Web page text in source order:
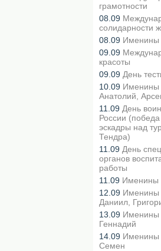
грамотности
08.09
солидарности
08.09 Именины
09.09
красоты
09.09 День
10.09 Именины
Анатолий,
11.09 День
России (победа
эскадры над
Тендра)
11.09 День
органов
работы
11.09 Именины
12.09 Именины
Даниил,
13.09 Именины
Геннадий
14.09 Именины
Семен